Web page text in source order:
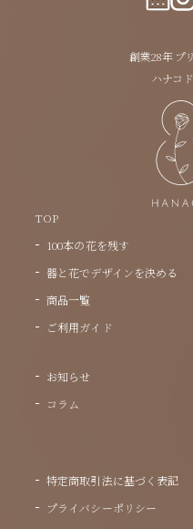
TOP
100本の花を残す
器と花でデザインを決める
商品一覧
ご利用ガイド
お知らせ
コラム
特定商取引法に基づく表記
プライバシーポリシー
創業28年 プ
ハナコ